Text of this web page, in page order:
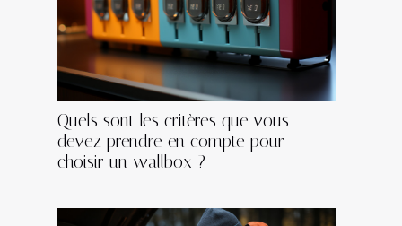
Quels sont les critères que vous
devez prendre en compte pour
choisir un wallbox ?